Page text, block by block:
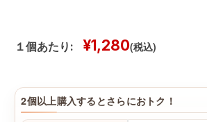
１個あたり: ¥1,280(税込)
2個以上購入するとさらにおトク！